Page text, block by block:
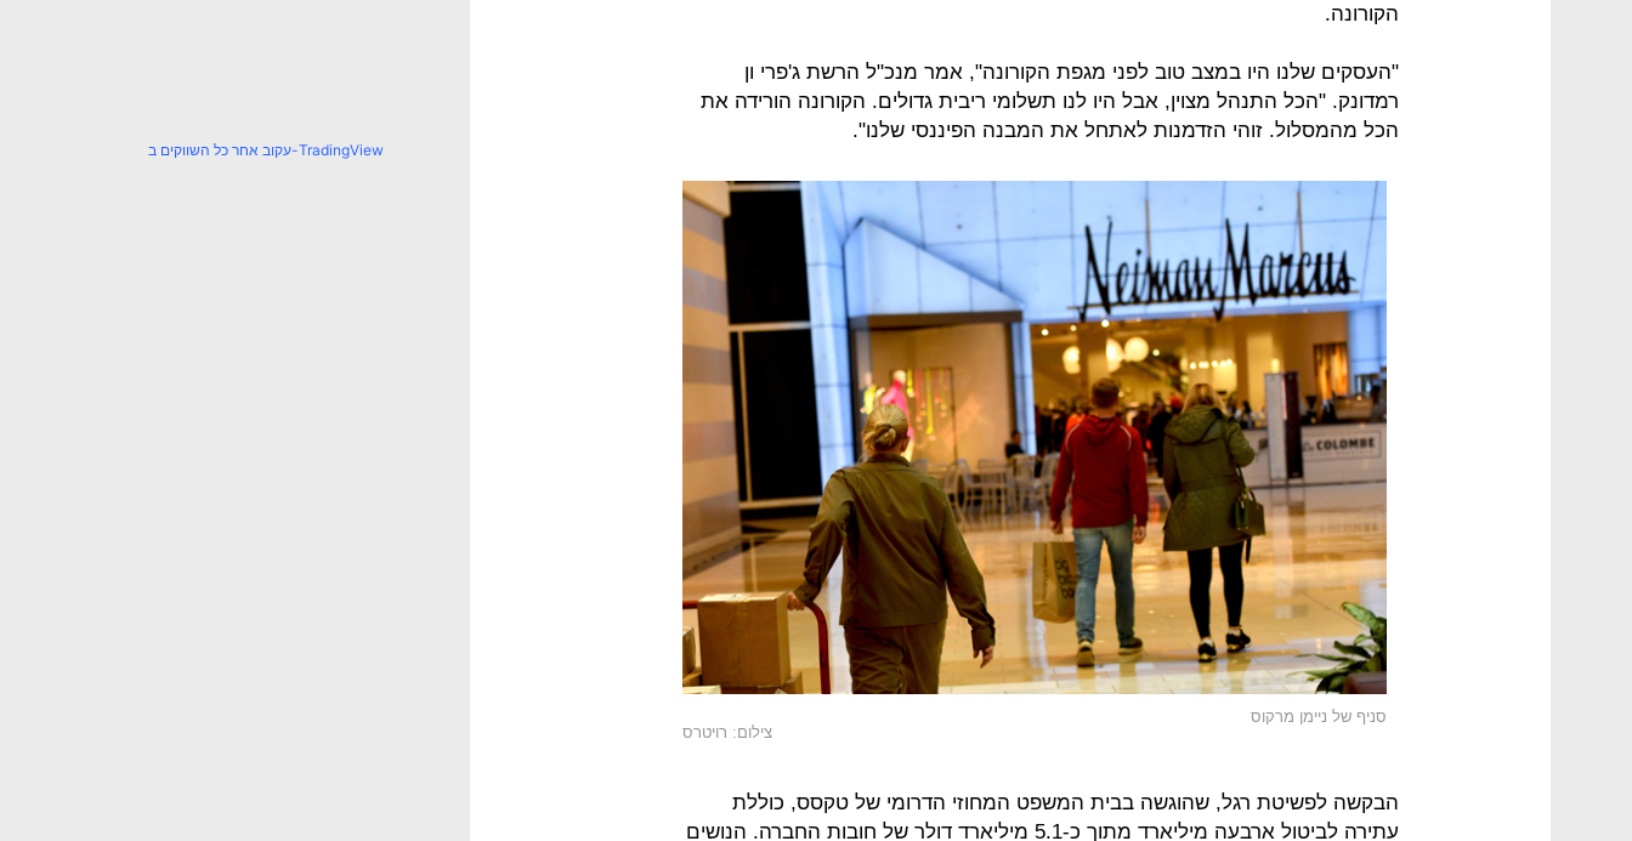
הקורונה.
"העסקים שלנו היו במצב טוב לפני מגפת הקורונה", אמר מנכ"ל הרשת ג'פרי ון
רמדונק. "הכל התנהל מצוין, אבל היו לנו תשלומי ריבית גדולים. הקורונה הורידה את
הכל מהמסלול. זוהי הזדמנות לאתחל את המבנה הפיננסי שלנו".
סניף של ניימן מרקוס
צילום: רויטרס
הבקשה לפשיטת רגל, שהוגשה בבית המשפט המחוזי הדרומי של טקסס, כוללת
עתירה לביטול ארבעה מיליארד מתוך כ-5.1 מיליארד דולר של חובות החברה. הנושים
עקוב אחר כל השווקים ב-TradingView